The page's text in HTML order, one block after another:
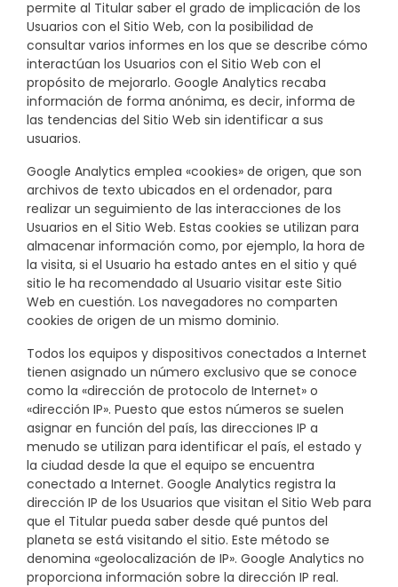
permite al Titular saber el grado de implicación de los
Usuarios con el Sitio Web, con la posibilidad de
consultar varios informes en los que se describe cómo
interactúan los Usuarios con el Sitio Web con el
propósito de mejorarlo. Google Analytics recaba
información de forma anónima, es decir, informa de
las tendencias del Sitio Web sin identificar a sus
usuarios.
Google Analytics emplea «cookies» de origen, que son
archivos de texto ubicados en el ordenador, para
realizar un seguimiento de las interacciones de los
Usuarios en el Sitio Web. Estas cookies se utilizan para
almacenar información como, por ejemplo, la hora de
la visita, si el Usuario ha estado antes en el sitio y qué
sitio le ha recomendado al Usuario visitar este Sitio
Web en cuestión. Los navegadores no comparten
cookies de origen de un mismo dominio.
Todos los equipos y dispositivos conectados a Internet
tienen asignado un número exclusivo que se conoce
como la «dirección de protocolo de Internet» o
«dirección IP». Puesto que estos números se suelen
asignar en función del país, las direcciones IP a
menudo se utilizan para identificar el país, el estado y
la ciudad desde la que el equipo se encuentra
conectado a Internet. Google Analytics registra la
dirección IP de los Usuarios que visitan el Sitio Web para
que el Titular pueda saber desde qué puntos del
planeta se está visitando el sitio. Este método se
denomina «geolocalización de IP». Google Analytics no
proporciona información sobre la dirección IP real.